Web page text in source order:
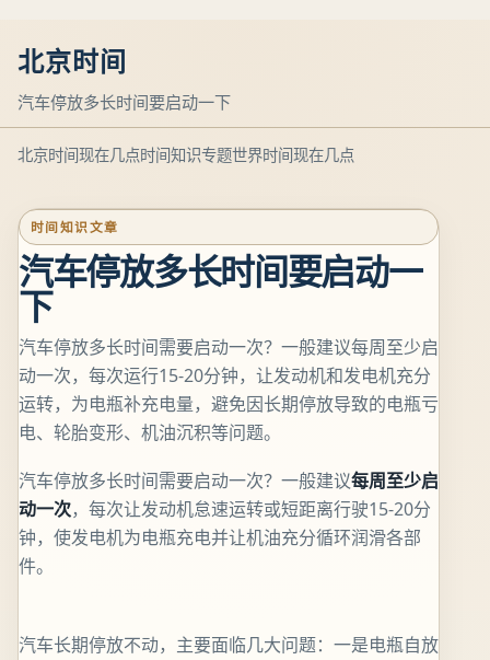
北京时间
汽车停放多长时间要启动一下
北京时间现在几点时间知识专题世界时间现在几点
时间知识文章
汽车停放多长时间要启动一
下
汽车停放多长时间需要启动一次？一般建议每周至少启
动一次，每次运行15-20分钟，让发动机和发电机充分
运转，为电瓶补充电量，避免因长期停放导致的电瓶亏
电、轮胎变形、机油沉积等问题。
汽车停放多长时间需要启动一次？一般建议每周至少启
动一次，每次让发动机怠速运转或短距离行驶15-20分
钟，使发电机为电瓶充电并让机油充分循环润滑各部
件。
汽车长期停放不动，主要面临几大问题：一是电瓶自放